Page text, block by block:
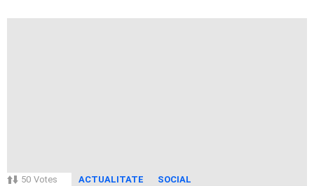
50 Votes ACTUALITATE SOCIAL